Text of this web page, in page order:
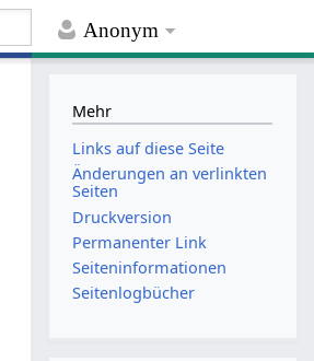
Anonym
Mehr
Links auf diese Seite
Änderungen an verlinkten
Seiten
Druckversion
Permanenter Link
Seiten­­informationen
Seitenlogbücher